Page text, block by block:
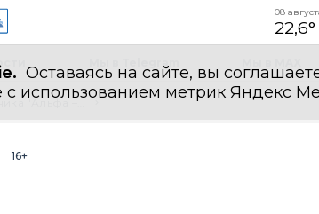
08
22,6°
Оставаясь на сайте, вы
использованием метрик Яндекс
16+